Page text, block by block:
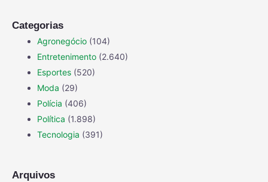
Categorias
Agronegócio (104)
Entretenimento (2.640)
Esportes (520)
Moda (29)
Polícia (406)
Política (1.898)
Tecnologia (391)
Arquivos